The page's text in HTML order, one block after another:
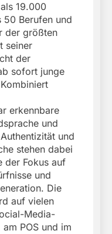
19.000
50 Berufen und
der größten
seiner
der
sofort junge
erkennbare
und
und
stehen dabei
der Fokus auf
und
Die
auf vielen
Media-
POS und im